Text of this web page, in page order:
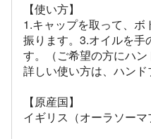
【使い方】
1.キャップを取って、
振ります。3.オイルを手
す。（ご希望の方にハン
詳しい使い方は、ハンド
【原産国】
イギリス（オーラソーマ